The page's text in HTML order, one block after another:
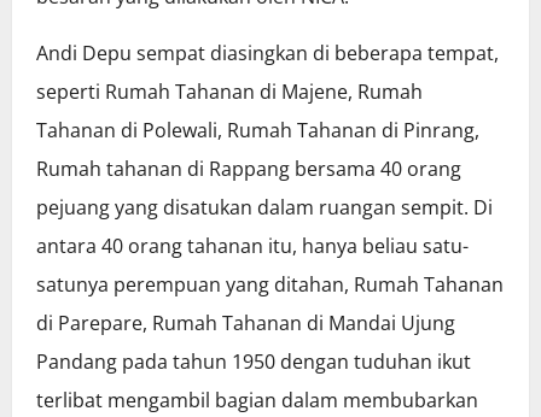
Andi Depu sempat diasingkan di beberapa tempat,
seperti Rumah Tahanan di Majene, Rumah
Tahanan di Polewali, Rumah Tahanan di Pinrang,
Rumah tahanan di Rappang bersama 40 orang
pejuang yang disatukan dalam ruangan sempit. Di
antara 40 orang tahanan itu, hanya beliau satu-
satunya perempuan yang ditahan, Rumah Tahanan
di Parepare, Rumah Tahanan di Mandai Ujung
Pandang pada tahun 1950 dengan tuduhan ikut
terlibat mengambil bagian dalam membubarkan